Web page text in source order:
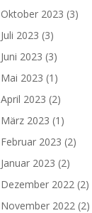
Oktober 2023 (3)
Juli 2023 (3)
Juni 2023 (3)
Mai 2023 (1)
April 2023 (2)
März 2023 (1)
Februar 2023 (2)
Januar 2023 (2)
Dezember 2022 (2)
November 2022 (2)